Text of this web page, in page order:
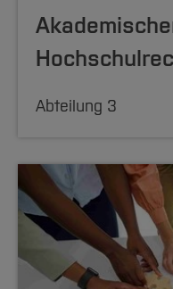
Abteilung 3